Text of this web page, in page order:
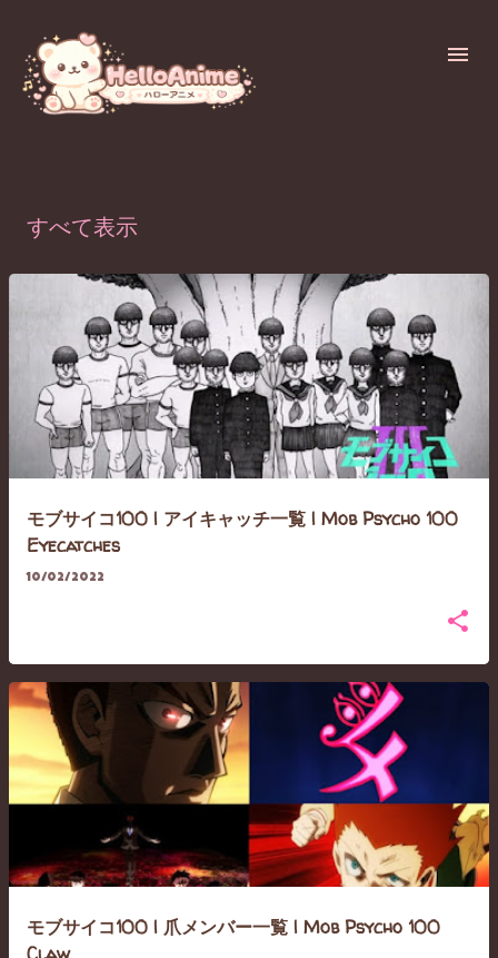
すべて表示
モブサイコ100 | アイキャッチ一覧 | Mob Psycho 100
Eyecatches
10/02/2022
モブサイコ100 | 爪メンバー一覧 | Mob Psycho 100